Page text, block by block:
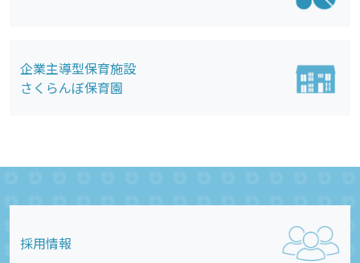
企業主導型保育施設
さくらんぼ保育園
採用情報